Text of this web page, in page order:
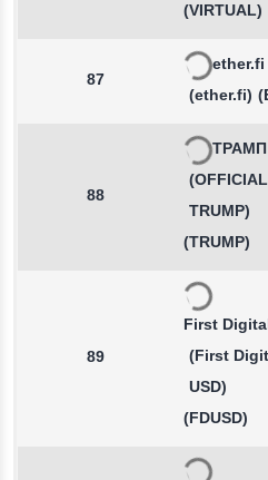
(VIRTUAL)
87
ether.fi
(ether.fi)
88
ТРАМП
(OFFICIAL
TRUMP)
(TRUMP)
89
First
(First
USD)
(FDUSD)